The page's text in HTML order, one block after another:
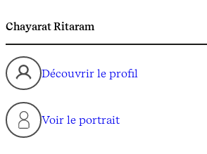
Chayarat Ritaram
Découvrir le profil
Voir le portrait